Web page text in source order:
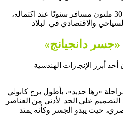
ومع قدرة استيعابية تصل إلى 30 مليون مسافر سنويًا عند اكتماله،
والاقتصادي في البلاد.
«جسر دانجيانج»
أبرز الإنجازات الهندسية
«زها حديد»، بأطول برج كابولي
التصميم على الحد الأدنى من العناصر
حيث يبدو الجسر وكأنه يمتد